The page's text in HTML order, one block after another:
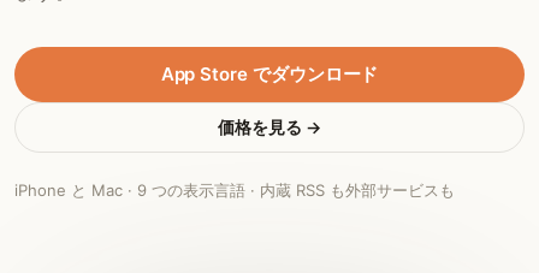
App Store でダウンロード
価格を見る →
iPhone と Mac · 9 つの表示言語 · 内蔵 RSS も外部サービスも